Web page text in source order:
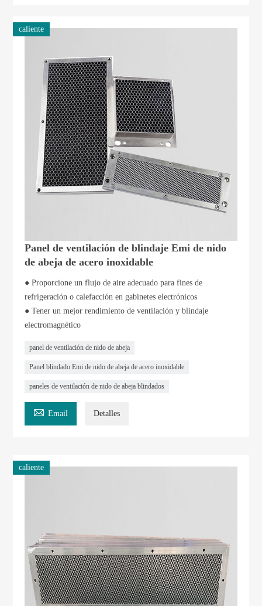
caliente
Panel de ventilación de blindaje Emi de nido
de abeja de acero inoxidable
● Proporcione un flujo de aire adecuado para fines de
refrigeración o calefacción en gabinetes electrónicos
● Tener un mejor rendimiento de ventilación y blindaje
electromagnético
panel de ventilación de nido de abeja
Panel blindado Emi de nido de abeja de acero inoxidable
paneles de ventilación de nido de abeja blindados
 Email Detalles
caliente